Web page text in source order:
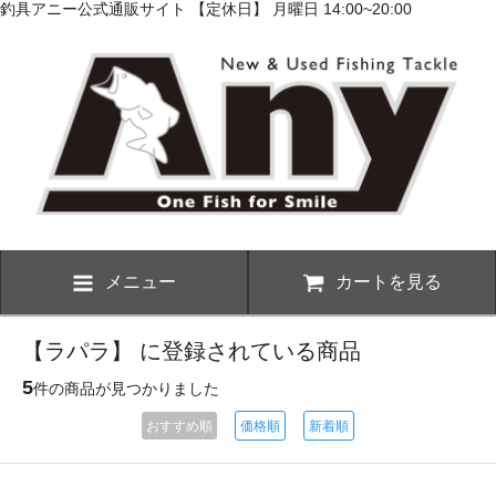
釣具アニー公式通販サイト 【定休日】 月曜日 14:00~20:00
メニュー カートを見る
【ラパラ】 に登録されている商品
5件の商品が見つかりました
おすすめ順 価格順 新着順